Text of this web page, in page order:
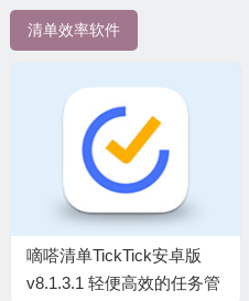
清单效率软件
嘀嗒清单TickTick安卓版
v8.1.3.1 轻便高效的任务管